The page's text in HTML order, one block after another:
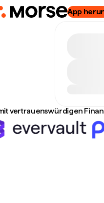
App
vertrauenswürdigen